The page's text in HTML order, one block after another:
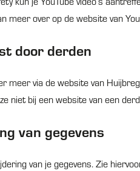
meer over op de website van
door derden
via de website van
niet bij een website van een
van gegevens
van je gegevens. Zie